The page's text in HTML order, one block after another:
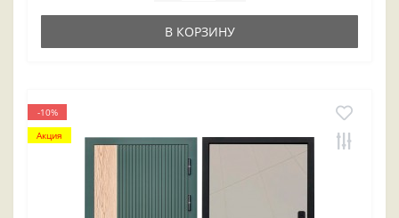
В КОРЗИНУ
-10%
Акция